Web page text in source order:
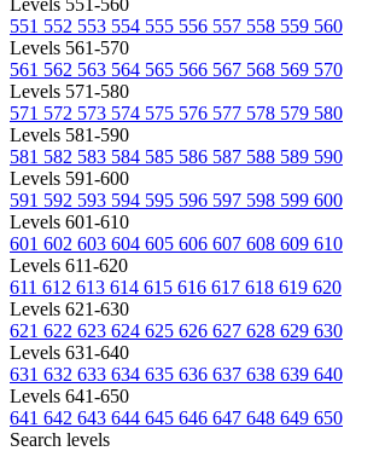
Levels 551-560
551 552 553 554 555 556 557 558 559 560
Levels 561-570
561 562 563 564 565 566 567 568 569 570
Levels 571-580
571 572 573 574 575 576 577 578 579 580
Levels 581-590
581 582 583 584 585 586 587 588 589 590
Levels 591-600
591 592 593 594 595 596 597 598 599 600
Levels 601-610
601 602 603 604 605 606 607 608 609 610
Levels 611-620
611 612 613 614 615 616 617 618 619 620
Levels 621-630
621 622 623 624 625 626 627 628 629 630
Levels 631-640
631 632 633 634 635 636 637 638 639 640
Levels 641-650
641 642 643 644 645 646 647 648 649 650
Search levels